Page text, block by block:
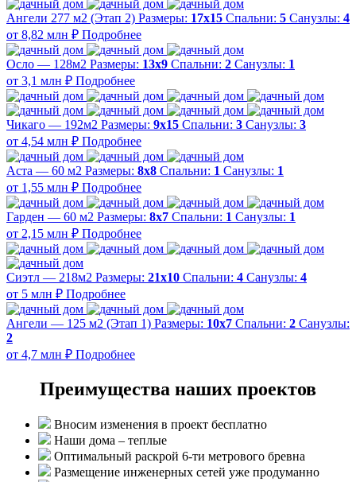
Ангели 277 м2 (Этап 2) Размеры: 17х15 Спальни: 5 Санузлы: 4
от 8,82 млн ₽ Подробнее
Осло — 128м2 Размеры: 13х9 Спальни: 2 Санузлы: 1
от 3,1 млн ₽ Подробнее
Чикаго — 192м2 Размеры: 9х15 Спальни: 3 Санузлы: 3
от 4,54 млн ₽ Подробнее
Аста — 60 м2 Размеры: 8х8 Спальни: 1 Санузлы: 1
от 1,55 млн ₽ Подробнее
Гарден — 60 м2 Размеры: 8х7 Спальни: 1 Санузлы: 1
от 2,15 млн ₽ Подробнее
Сиэтл — 218м2 Размеры: 21х10 Спальни: 4 Санузлы: 4
от 5 млн ₽ Подробнее
Ангели — 125 м2 (Этап 1) Размеры: 10х7 Спальни: 2 Санузлы:
2
от 4,7 млн ₽ Подробнее
Преимущества наших проектов
Вносим изменения в проект бесплатно
Наши дома – теплые
Оптимальный раскрой 6-ти метрового бревна
Размещение инженерных сетей уже продуманно